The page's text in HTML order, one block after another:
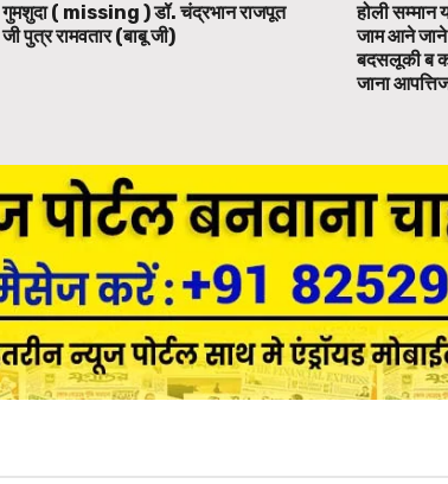
गुमशुदा ( missing ) डॉ. चंद्रभान राजपूत
जी पुत्र रामवतार (बाबू जी)
होली सम्मान
जाम आने जाने
बदसलूकी ब
जाना